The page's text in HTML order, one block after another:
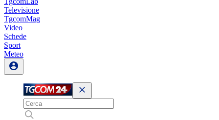
Televisione
TgcomMag
Video
Schede
Sport
Meteo